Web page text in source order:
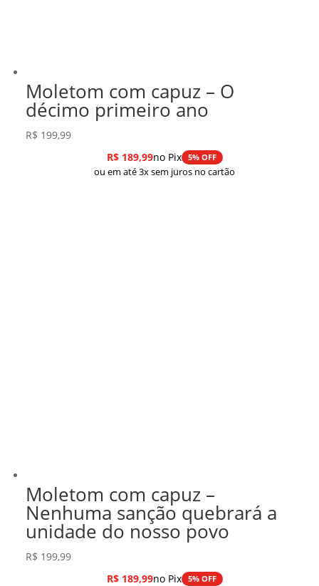
Moletom com capuz – O
décimo primeiro ano
R$ 199,99
R$189,99no Pix 5% OFF
ou em até 3x sem juros no cartão
Moletom com capuz –
Nenhuma sanção quebrará a
unidade do nosso povo
R$ 199,99
R$189,99no Pix 5% OFF